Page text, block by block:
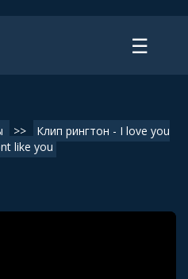
☰
>>
Клип рингтон - I love you
like you